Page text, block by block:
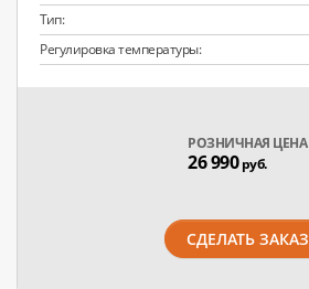
Тип:
Регулировка температуры:
РОЗНИЧНАЯ ЦЕНА
26 990руб.
СДЕЛАТЬ ЗАКАЗ